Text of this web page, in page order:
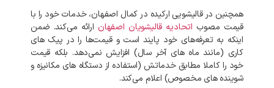
همچنین در قالیشویی ارکیده در کمال اصفهان، خدمات خود را با
قیمت مصوب اتحادیه قالیشویان اصفهان ارائه می‌کند. ضمن
اینکه به تعرفه‌های خود پایند است و قیمت‌ها را در پیک‌ های
کاری (مانند ماه‌ های آخر سال) افزایش نمی‌دهد. بلکه قیمت
خود را کاملا مطابق خدماتش (استفاده از دستگاه های مکانیزه و
شوینده‌ های مخصوص) اعلام می‌کند.